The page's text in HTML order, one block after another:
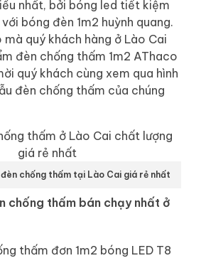
nhất, bởi bóng led tiết kiệm
bóng đèn 1m2 huỳnh quang.
quý khách hàng ở Lào Cai
đèn chống thấm 1m2 AThaco
quý khách cùng xem qua hình
đèn chống thấm của chúng
chống thấm tại Lào Cai giá rẻ nhất
chống thấm bán chạy nhất ở
thấm đơn 1m2 bóng LED T8